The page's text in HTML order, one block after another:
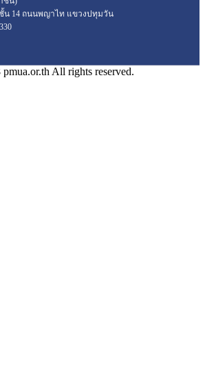
น 14 ถนนพญาไท แขวงปทุมวัน
All rights reserved.